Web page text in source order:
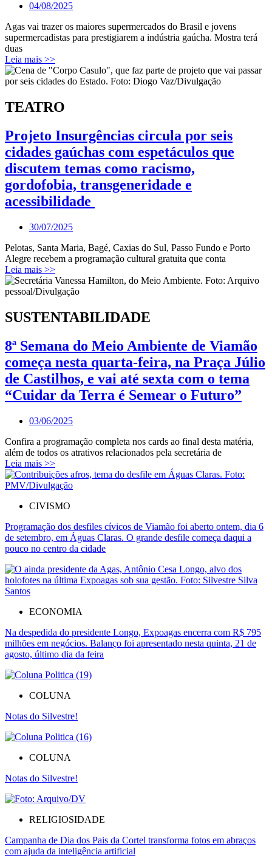
04/08/2025
Agas vai trazer os maiores supermercados do Brasil e jovens
supermercadistas para prestigiarem a indústria gaúcha. Mostra terá
duas
Leia mais >>
TEATRO
Projeto Insurgências circula por seis
cidades gaúchas com espetáculos que
discutem temas como racismo,
gordofobia, transgeneridade e
acessibilidade
30/07/2025
Pelotas, Santa Maria, Bagé, Caxias do Sul, Passo Fundo e Porto
Alegre recebem a programação cultural gratuita que conta
Leia mais >>
SUSTENTABILIDADE
8ª Semana do Meio Ambiente de Viamão
começa nesta quarta-feira, na Praça Júlio
de Castilhos, e vai até sexta com o tema
“Cuidar da Terra é Semear o Futuro”
03/06/2025
Confira a programação completa nos cards ao final desta matéria,
além de todos os atrativos relacionados pela secretária de
Leia mais >>
CIVISMO
Programação dos desfiles cívicos de Viamão foi aberto ontem, dia 6
de setembro, em Águas Claras. O grande desfile começa daqui a
pouco no centro da cidade
ECONOMIA
Na despedida do presidente Longo, Expoagas encerra com R$ 795
milhões em negócios. Balanço foi apresentado nesta quinta, 21 de
agosto, último dia da feira
COLUNA
Notas do Silvestre!
COLUNA
Notas do Silvestre!
RELIGIOSIDADE
Campanha de Dia dos Pais da Cortel transforma fotos em abraços
com ajuda da inteligência artificial